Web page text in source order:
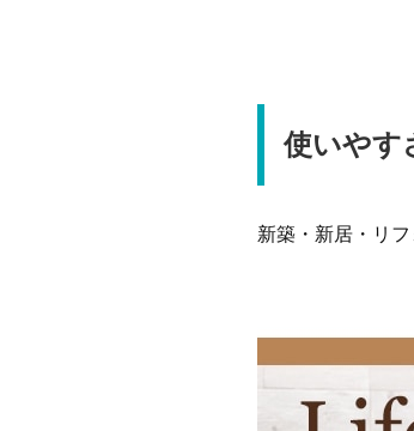
使いやす
新築・新居・リ